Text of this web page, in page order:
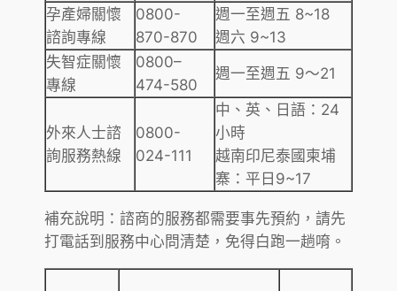
孕產婦關懷
諮詢專線
0800-
870-870
週一至週五 8~18
週六 9~13
失智症關懷
專線
0800–
474-580
週一至週五 9～21
外來人士諮
詢服務熱線
0800-
024-111
中、英、日語：24
小時
越南印尼泰國柬埔
寨：平日9~17
補充說明：諮商的服務都需要事先預約，請先
打電話到服務中心問清楚，免得白跑一趟唷。